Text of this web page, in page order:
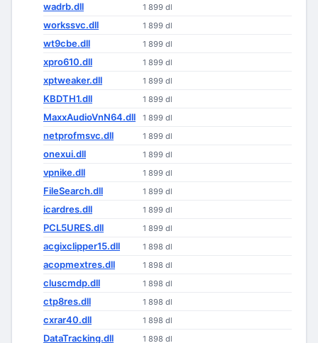
wadrb.dll 1 899 dl
workssvc.dll 1 899 dl
wt9cbe.dll 1 899 dl
xpro610.dll 1 899 dl
xptweaker.dll 1 899 dl
KBDTH1.dll 1 899 dl
MaxxAudioVnN64.dll 1 899 dl
netprofmsvc.dll 1 899 dl
onexui.dll 1 899 dl
vpnike.dll 1 899 dl
FileSearch.dll 1 899 dl
icardres.dll 1 899 dl
PCL5URES.dll 1 899 dl
acgixclipper15.dll 1 898 dl
acopmextres.dll 1 898 dl
cluscmdp.dll 1 898 dl
ctp8res.dll 1 898 dl
cxrar40.dll 1 898 dl
DataTracking.dll 1 898 dl